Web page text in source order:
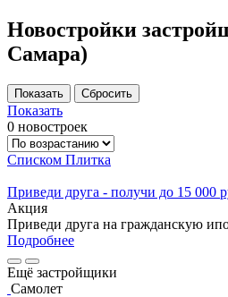
Новостройки
Самара)
Показать
0 новостроек
Списком Плитка
Приведи друга - получи до 15 000
Акция
Приведи друга на гражданскую
Подробнее
Ещё застройщики
Самолет